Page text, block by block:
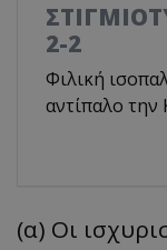
2-2
Φιλική
αντίπαλο την
(α) Οι